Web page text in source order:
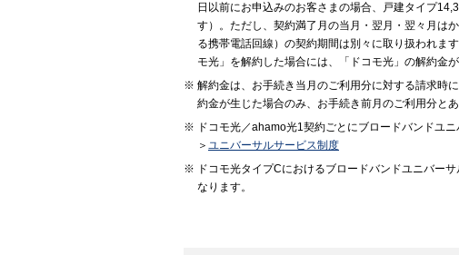
日以前にお申込みのお客さまの場合、戸建タイプ
す）。ただし、契約満了月の当月・翌月・翌々月は
る携帯電話回線）の契約期間は別々に取り扱われま
モ光」を解約した場合には、「ドコモ光」の解約金が
解約金は、お手続き当月のご利用分に対する請求時
約金が生じた場合のみ、お手続き前月のご利用分と
ドコモ光／ahamo光1契約ごとにブロードバンドユ
＞ ユニバーサルサービス制度
ドコモ光タイプCにおけるブロードバンドユニバー
なります。